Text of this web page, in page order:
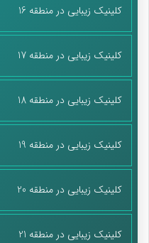
کلینیک زیبایی در منطقه 16
کلینیک زیبایی در منطقه 17
کلینیک زیبایی در منطقه 18
کلینیک زیبایی در منطقه 19
کلینیک زیبایی در منطقه 20
کلینیک زیبایی در منطقه 21